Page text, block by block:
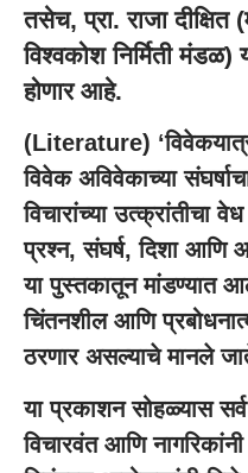
तसेच, प्रा. राजा दीक्षित
विश्वकोश निर्मिती
होणार आहे.
(Literature)
विवेक अविवेकाच्या
विचारांच्या उत्क्रांतीचा
प्रश्न, संघर्ष, दिशा आणि
या पुस्तकातून मांडण्यात
चिंतनशील आणि
ठरणार असल्याचे मानले
या प्रकाशन सोहळ्यास
विचारवंत आणि